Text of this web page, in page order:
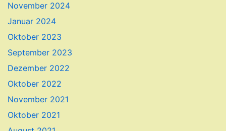
November 2024
Januar 2024
Oktober 2023
September 2023
Dezember 2022
Oktober 2022
November 2021
Oktober 2021